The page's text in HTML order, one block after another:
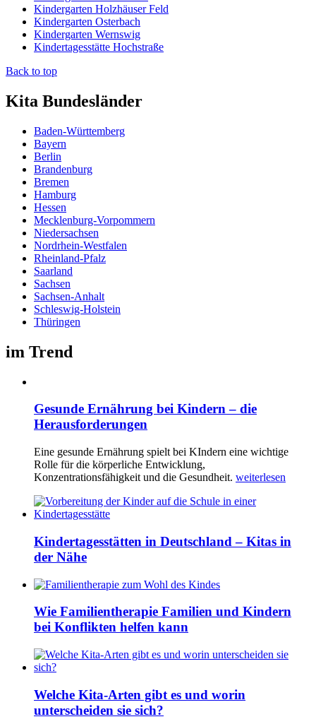
Kindergarten Holzhäuser Feld
Kindergarten Osterbach
Kindergarten Wernswig
Kindertagesstätte Hochstraße
Back to top
Kita Bundesländer
Baden-Württemberg
Bayern
Berlin
Brandenburg
Bremen
Hamburg
Hessen
Mecklenburg-Vorpommern
Niedersachsen
Nordrhein-Westfalen
Rheinland-Pfalz
Saarland
Sachsen
Sachsen-Anhalt
Schleswig-Holstein
Thüringen
im Trend
Gesunde Ernährung bei Kindern – die
Herausforderungen
Eine gesunde Ernährung spielt bei KIndern eine wichtige
Rolle für die körperliche Entwicklung,
Konzentrationsfähigkeit und die Gesundheit. weiterlesen
Kindertagesstätten in Deutschland – Kitas in
der Nähe
Wie Familientherapie Familien und Kindern
bei Konflikten helfen kann
Welche Kita-Arten gibt es und worin
unterscheiden sie sich?